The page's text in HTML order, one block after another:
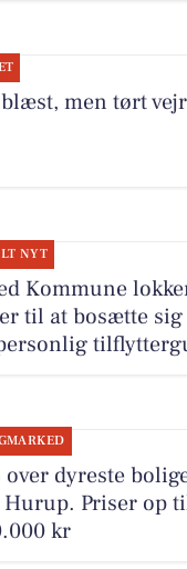
men tørt
NYT
Kommune
til at bosætte
over dyreste
Hurup. Priser op
kr